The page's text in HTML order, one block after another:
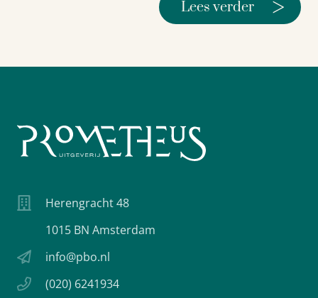
Lees verder >
Herengracht 48
1015 BN Amsterdam
info@pbo.nl
(020) 6241934